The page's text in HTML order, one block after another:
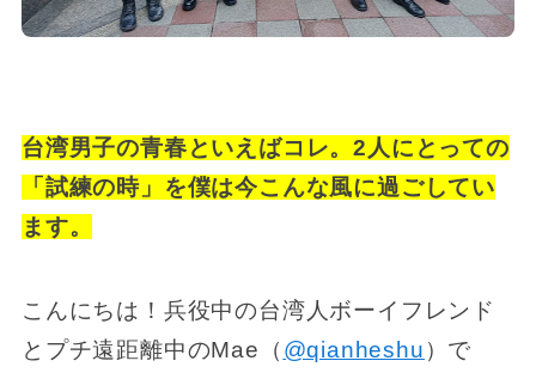
台湾男子の青春といえばコレ。2人にとっての
「試練の時」を僕は今こんな風に過ごしてい
ます。
こんにちは！兵役中の台湾人ボーイフレンド
とプチ遠距離中のMae（ @qianheshu ）で